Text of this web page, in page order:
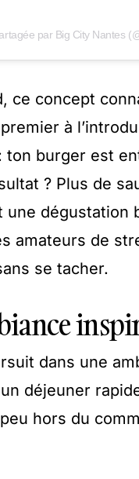
par Big City Nantes
ce concept
à
ton burger est
? Plus de
dégustation
amateurs de
se tacher.
dans une
déjeuner
hors du